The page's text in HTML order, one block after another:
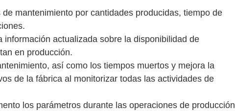
mantenimiento por cantidades producidas, tiempo de
información actualizada sobre la disponibilidad de
en producción.
, así como los tiempos muertos y mejora la
de la fábrica al monitorizar todas las actividades de
los parámetros durante las operaciones de producción